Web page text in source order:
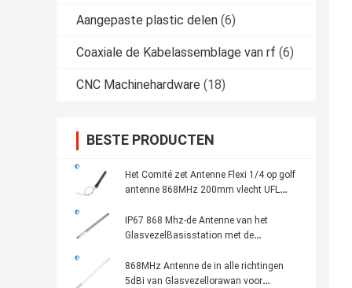
Aangepaste plastic delen (6)
Coaxiale de Kabelassemblage van rf (6)
CNC Machinehardware (18)
BESTE PRODUCTEN
Het Comité zet Antenne Flexi 1/4 op golf
antenne 868MHz 200mm vlecht UFL
IP67 868 Mhz-de Antenne van het
GlasvezelBasisstation met de
868MHz Antenne de in alle richtingen
5dBi van Glasvezellorawan voor